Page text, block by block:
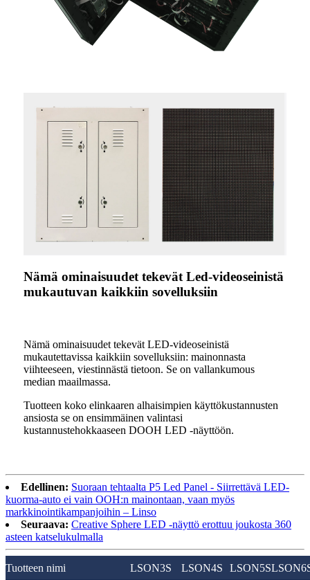
Nämä ominaisuudet tekevät Led-videoseinistä
mukautuvan kaikkiin sovelluksiin
Nämä ominaisuudet tekevät LED-videoseinistä
mukautettavissa kaikkiin sovelluksiin: mainonnasta
viihteeseen, viestinnästä tietoon. Se on vallankumous
median maailmassa.
Tuotteen koko elinkaaren alhaisimpien käyttökustannusten
ansiosta se on ensimmäinen valintasi
kustannustehokkaaseen DOOH LED -näyttöön.
Edellinen: Suoraan tehtaalta P5 Led Panel - Siirrettävä LED-
kuorma-auto ei vain OOH:n mainontaan, vaan myös
markkinointikampanjoihin – Linso
Seuraava: Creative Sphere LED -näyttö erottuu joukosta 360
asteen katselukulmalla
Tuotteen nimi LSON3S LSON4S LSON5S